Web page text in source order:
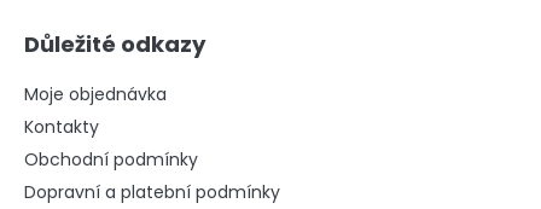
Důležité odkazy
Moje objednávka
Kontakty
Obchodní podmínky
Dopravní a platební podmínky